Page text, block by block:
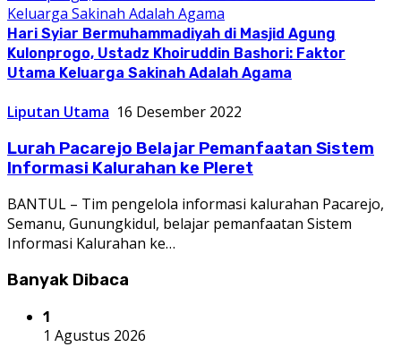
Hari Syiar Bermuhammadiyah di Masjid Agung
Kulonprogo, Ustadz Khoiruddin Bashori: Faktor
Utama Keluarga Sakinah Adalah Agama
Liputan Utama 16 Desember 2022
Lurah Pacarejo Belajar Pemanfaatan Sistem
Informasi Kalurahan ke Pleret
BANTUL – Tim pengelola informasi kalurahan Pacarejo,
Semanu, Gunungkidul, belajar pemanfaatan Sistem
Informasi Kalurahan ke…
Banyak Dibaca
1
1 Agustus 2026